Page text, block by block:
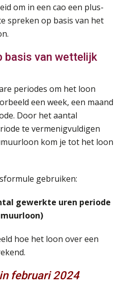
om in een cao een plus-
spreken op basis van het
basis van wettelijk
periodes om het loon
een week, een maand
Door het aantal
te vermenigvuldigen
kom je tot het loon
gebruiken:
gewerkte uren periode
hoe het loon over een
februari 2024